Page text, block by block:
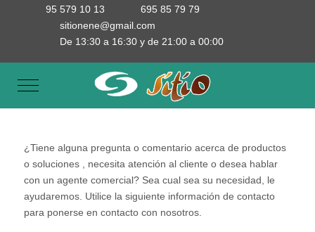
95 579 10 13
695 85 79 79
sitionene@gmail.com
De 13:30 a 16:30 y de 21:00 a 00:00
Mobile Menu Toggle
¿Tiene alguna pregunta o comentario acerca de productos
o soluciones , necesita atención al cliente o desea hablar
con un agente comercial? Sea cual sea su necesidad, le
ayudaremos. Utilice la siguiente información de contacto
para ponerse en contacto con nosotros.